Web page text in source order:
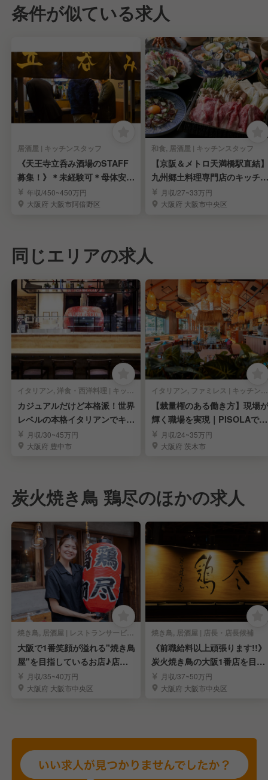
条件が似ている求人
居酒屋 | キッチンスタッフ
《天王寺立呑み酒場のSTAFF
募集！》＊未経験可＊母体安定
＊月8〜9日休み
年収/450~450万円
大阪府 大阪市阿倍野区
和食, 居酒屋 | キッチンスタッフ
【京阪＆メトロ天満橋駅直結】
九州郷土料理専門店のキッチン
スタッフ《月9休》
月収/27~33万円
大阪府 大阪市中央区
同じエリアの求人
イタリアン, 洋食・西洋料理 | キッチンスタッフ
カジュアルだけど本格派！世界
レベルの本格イタリアンでキッ
チンスタッフ募集！
月収/30~45万円
大阪府 豊中市
イタリアン, ファミレス | キッチンスタッフ
【裁量権のある働き方】現場が
輝く職場を実現｜PISOLAで料
理長候補募集
月収/24~35万円
大阪府 茨木市
炭火焼き鳥 鶏尽のほかの求人
焼き鳥, 居酒屋 | レストランサービス・ホールスタッフ
大阪で1番笑顔が溢れる"焼き鳥
屋"を目指しているお店♪店舗
スタッフ
月収/35~40万円
大阪府 大阪市中央区
焼き鳥, 居酒屋 | 店長・店長候補
《前職給料以上頑張ります!!》
炭火焼き鳥の大阪1番店を目指
すお店♪
月収/37~50万円
大阪府 大阪市中央区